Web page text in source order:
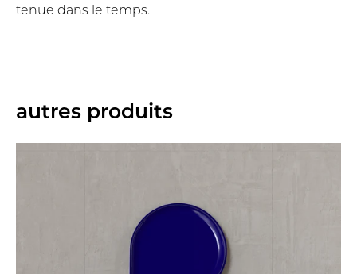
tenue dans le temps.
autres produits